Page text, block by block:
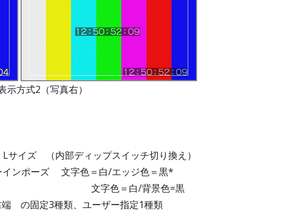
方式2（写真右）
イズ （内部ディップスイッチ切り換え）
ポーズ 文字色＝白/エッジ色＝黒*
クス 文字色＝白/背景色=黒
の固定3種類、ユーザー指定1種類